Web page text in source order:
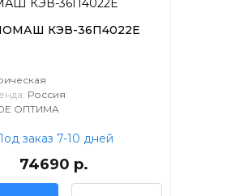
КЭВ-36П4022Е
Россия
ОПТИМА
заказ 7-10 дней
74690 р.